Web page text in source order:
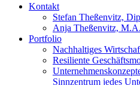
Kontakt
Stefan Theßenvitz,
Anja Theßenvitz,
Portfolio
Nachhaltiges
Resiliente
Sinnzentrum jedes